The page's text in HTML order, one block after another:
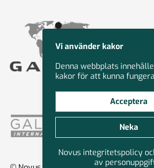
Vi använder kakor
Denna webbplats
kakor för att kunna
Acceptera
Neka
Novus integritetspolicy
av